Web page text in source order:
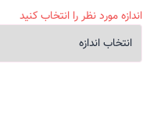
اندازه مورد نظر را انتخاب کنید